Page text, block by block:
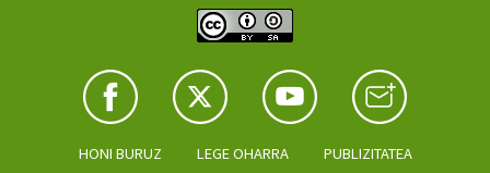
HONI BURUZ LEGE OHARRA PUBLIZITATEA